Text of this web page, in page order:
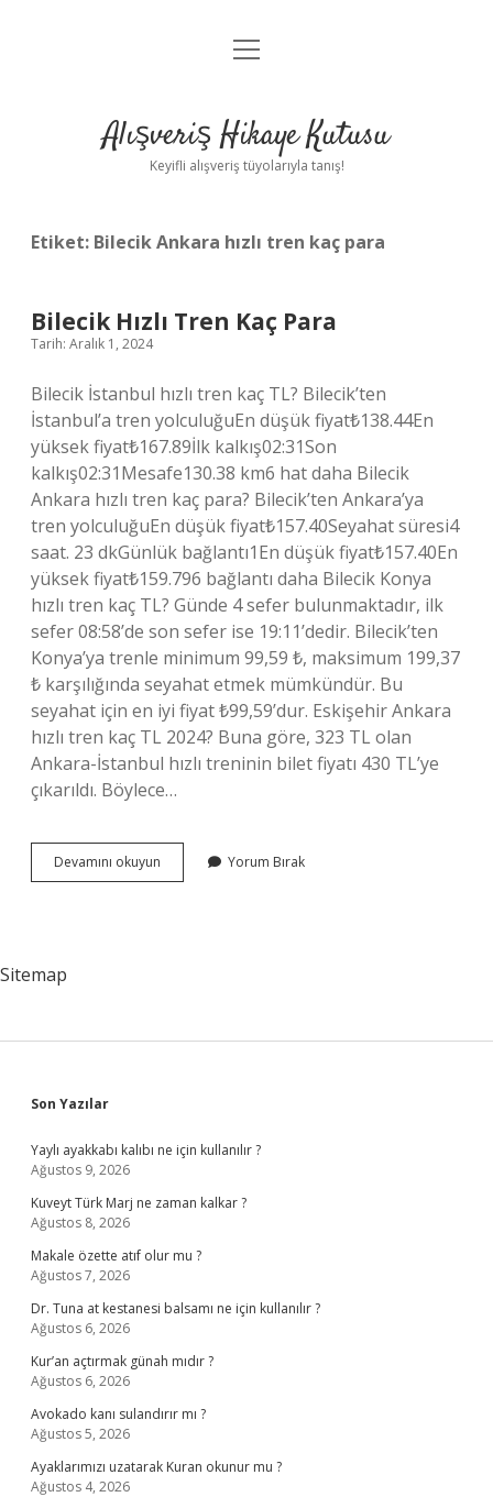
Anasayfa
Yasal Uyarı
menüyü
Alışveriş Hikaye Kutusu
Keyifli alışveriş tüyolarıyla tanış!
Etiket: Bilecik Ankara hızlı tren kaç para
Bilecik Hızlı Tren Kaç Para
Tarih: Aralık 1, 2024
Bilecik İstanbul hızlı tren kaç TL? Bilecik’ten
İstanbul’a tren yolculuğuEn düşük fiyat₺138.44En
yüksek fiyat₺167.89İlk kalkış02:31Son
kalkış02:31Mesafe130.38 km6 hat daha Bilecik
Ankara hızlı tren kaç para? Bilecik’ten Ankara’ya
tren yolculuğuEn düşük fiyat₺157.40Seyahat süresi4
saat. 23 dkGünlük bağlantı1En düşük fiyat₺157.40En
yüksek fiyat₺159.796 bağlantı daha Bilecik Konya
hızlı tren kaç TL? Günde 4 sefer bulunmaktadır, ilk
sefer 08:58’de son sefer ise 19:11’dedir. Bilecik’ten
Konya’ya trenle minimum 99,59 ₺, maksimum 199,37
₺ karşılığında seyahat etmek mümkündür. Bu
seyahat için en iyi fiyat ₺99,59’dur. Eskişehir Ankara
hızlı tren kaç TL 2024? Buna göre, 323 TL olan
Ankara-İstanbul hızlı treninin bilet fiyatı 430 TL’ye
çıkarıldı. Böylece…
Devamını okuyun
Hızlı
Yorum Bırak
Sitemap
Sidebar
Son Yazılar
Yaylı ayakkabı kalıbı ne için kullanılır ?
Ağustos 9, 2026
Kuveyt Türk Marj ne zaman kalkar ?
Ağustos 8, 2026
Makale özette atıf olur mu ?
Ağustos 7, 2026
Dr. Tuna at kestanesi balsamı ne için kullanılır ?
Ağustos 6, 2026
Kur’an açtırmak günah mıdır ?
Ağustos 6, 2026
Avokado kanı sulandırır mı ?
Ağustos 5, 2026
Ayaklarımızı uzatarak Kuran okunur mu ?
Ağustos 4, 2026